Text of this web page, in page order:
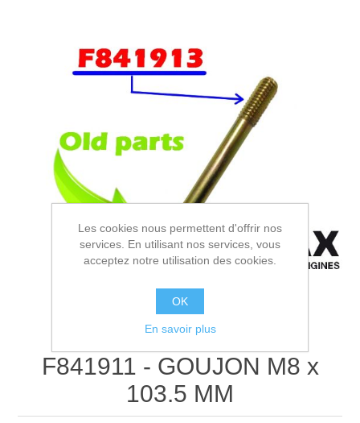
F841911 - GOUJON M8 x
103.5 MM
Les cookies nous permettent d'offrir nos
services. En utilisant nos services, vous
acceptez notre utilisation des cookies.
OK
En savoir plus